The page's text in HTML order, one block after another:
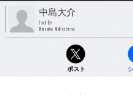
中島大介
text by
Daisuke Nakashima
ポスト